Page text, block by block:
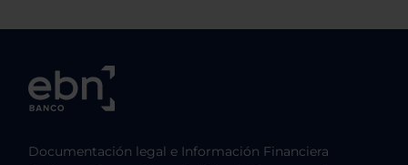
Documentación legal e Información Financiera